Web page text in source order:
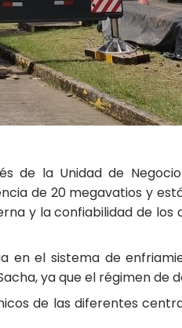
de la Unidad de
de 20 megavatios y
y la confiabilidad de
en el sistema de
ya que el régimen de
de las diferentes